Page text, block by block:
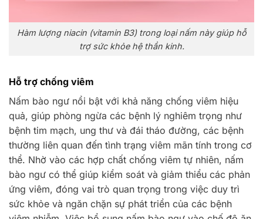
Hàm lượng niacin (vitamin B3) trong loại nấm này giúp hỗ
trợ sức khỏe hệ thần kinh.
Hỗ trợ chống viêm
Nấm bào ngư nổi bật với khả năng chống viêm hiệu
quả, giúp phòng ngừa các bệnh lý nghiêm trọng như
bệnh tim mạch, ung thư và đái tháo đường, các bệnh
thường liên quan đến tình trạng viêm mãn tính trong cơ
thể. Nhờ vào các hợp chất chống viêm tự nhiên, nấm
bào ngư có thể giúp kiểm soát và giảm thiểu các phản
ứng viêm, đóng vai trò quan trọng trong việc duy trì
sức khỏe và ngăn chặn sự phát triển của các bệnh